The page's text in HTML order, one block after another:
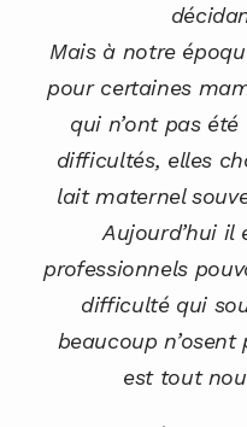
Mais à notre
pour certaines
qui n’ont pas
difficultés, elles
lait maternel
Aujourd’hui il
professionnels
difficulté qui
beaucoup
est tout